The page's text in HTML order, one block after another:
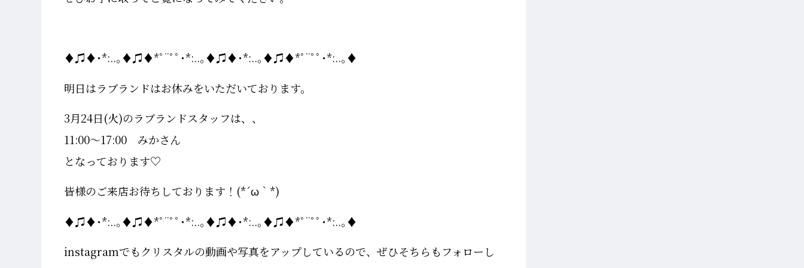
♦♫♦･*:..｡♦♫♦*ﾟ¨ﾟﾟ･*:..｡♦♫♦･*:..｡♦♫♦*ﾟ¨ﾟﾟ･*:..｡♦
明日はラブランドはお休みをいただいております。
3月24日(火)のラブランドスタッフは、、
11:00～17:00 みかさん
となっております♡
皆様のご来店お待ちしております！(*´ω｀*)
♦♫♦･*:..｡♦♫♦*ﾟ¨ﾟﾟ･*:..｡♦♫♦･*:..｡♦♫♦*ﾟ¨ﾟﾟ･*:..｡♦
instagramでもクリスタルの動画や写真をアップしているので、ぜひそちらもフォローし